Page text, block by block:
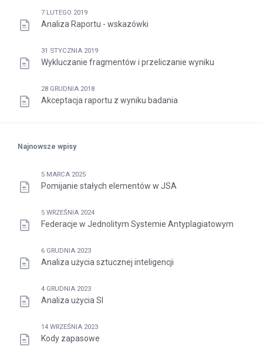
7 LUTEGO 2019
Analiza Raportu - wskazówki
31 STYCZNIA 2019
Wykluczanie fragmentów i przeliczanie wyniku
28 GRUDNIA 2018
Akceptacja raportu z wyniku badania
Najnowsze wpisy
5 MARCA 2025
Pomijanie stałych elementów w JSA
5 WRZEŚNIA 2024
Federacje w Jednolitym Systemie Antyplagiatowym
6 GRUDNIA 2023
Analiza użycia sztucznej inteligencji
4 GRUDNIA 2023
Analiza użycia SI
14 WRZEŚNIA 2023
Kody zapasowe